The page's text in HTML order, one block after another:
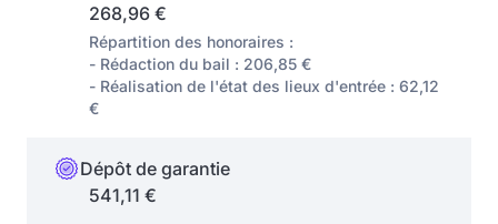
268,96 €
Répartition des honoraires :
- Rédaction du bail : 206,85 €
- Réalisation de l'état des lieux d'entrée : 62,12
€
Dépôt de garantie
541,11 €